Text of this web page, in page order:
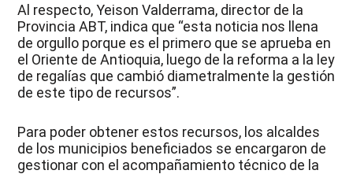
Al respecto, Yeison Valderrama, director de la
Provincia ABT, indica que “esta noticia nos llena
de orgullo porque es el primero que se aprueba en
el Oriente de Antioquia, luego de la reforma a la ley
de regalías que cambió diametralmente la gestión
de este tipo de recursos”.
Para poder obtener estos recursos, los alcaldes
de los municipios beneficiados se encargaron de
gestionar con el acompañamiento técnico de la